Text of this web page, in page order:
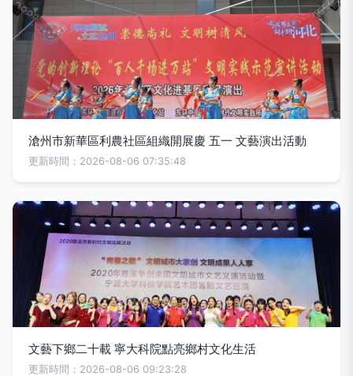
滄州市新華區利農社區組織開展慶 五一 文藝演出活動
更新時間：2026-08-06 07:35:48
文藝下鄉二十載 寧大科院點亮鄉村文化生活
更新時間：2026-08-06 09:23:28